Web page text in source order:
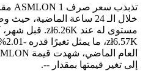
تذبذب سعر صرف 1 ASMLON مقابل PLN بمقدار
zł6.57K، ما يمثل تغيرًا قدره
-2.01%
العام الماضي، شهدت قيمة ASMLON تغيرًا قدره
إلى تغير قيمتها بمقدار --
.